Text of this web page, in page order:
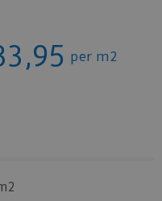
,95 per m2